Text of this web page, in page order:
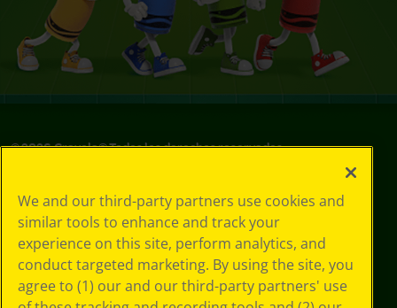
©2026Crayola® Todos los derechos reservados.
de privacidad
Política de
privacidad
Términos de SMS
GDPR
Aviso de
We and our third-party partners use cookies and
similar tools to enhance and track your
experience on this site, perform analytics, and
conduct targeted marketing. By using the site, you
agree to (1) our and our third-party partners' use